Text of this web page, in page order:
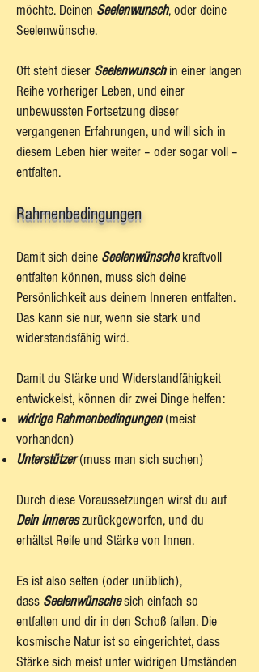
möchte. Deinen Seelenwunsch, oder deine
Seelenwünsche.
Oft steht dieser Seelenwunschin einer langen
Reihe vorheriger Leben, und einer
unbewussten Fortsetzung dieser
vergangenen Erfahrungen, und will sich in
diesem Leben hier weiter – oder sogar voll –
entfalten.
Rahmenbedingungen
Damit sich deine Seelenwünschekraftvoll
entfalten können, muss sich deine
Persönlichkeit aus deinem Inneren entfalten.
Das kann sie nur, wenn sie stark und
widerstandsfähig wird.
Damit du Stärke und Widerstandfähigkeit
entwickelst, können dir zwei Dinge helfen:
widrige Rahmenbedingungen(meist
vorhanden)
Unterstützer(muss man sich suchen)
Durch diese Voraussetzungen wirst du auf
Dein Innereszurückgeworfen, und du
erhältst Reife und Stärke von Innen.
Es ist also selten (oder unüblich),
dass Seelenwünschesich einfach so
entfalten und dir in den Schoß fallen. Die
kosmische Natur ist so eingerichtet, dass
Stärke sich meist unter widrigen Umständen